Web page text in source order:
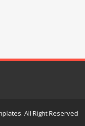
. All Right Reserved